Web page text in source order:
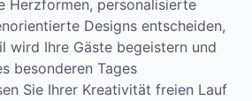
Herzformen, personalisierte
Designs entscheiden,
wird Ihre Gäste begeistern und
besonderen Tages
Sie Ihrer Kreativität freien Lauf